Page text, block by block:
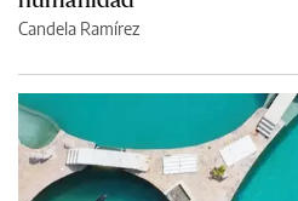
Candela Ramírez